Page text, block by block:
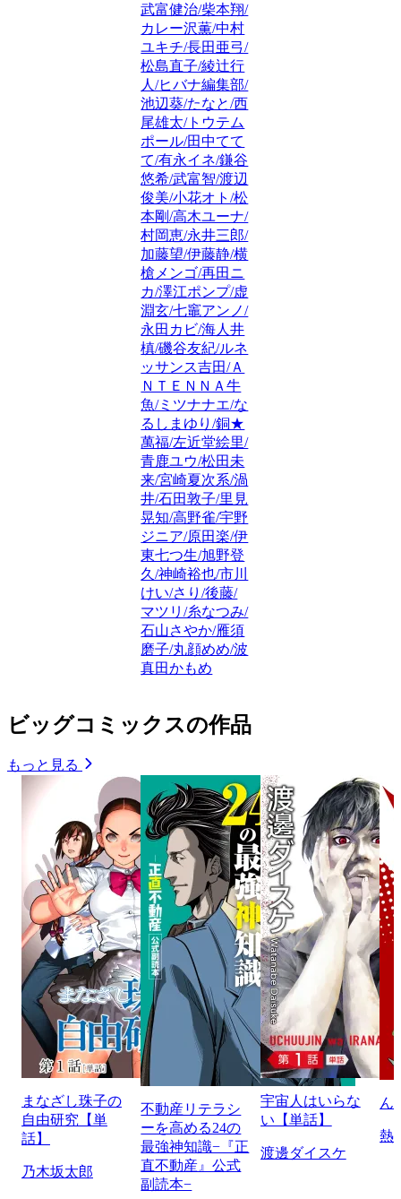
武富健治/柴本翔/
カレー沢薫/中村
ユキチ/長田亜弓/
松島直子/綾辻行
人/ヒバナ編集部/
池辺葵/たなと/西
尾雄太/トウテム
ポール/田中てて
て/有永イネ/鎌谷
悠希/武富智/渡辺
俊美/小花オト/松
本剛/高木ユーナ/
村岡恵/永井三郎/
加藤望/伊藤静/横
槍メンゴ/再田ニ
カ/澤江ポンプ/虚
淵玄/七竈アンノ/
永田カビ/海人井
槙/磯谷友紀/ルネ
ッサンス吉田/Ａ
ＮＴＥＮＮＡ牛
魚/ミツナナエ/な
るしまゆり/銅★
萬福/左近堂絵里/
青鹿ユウ/松田未
来/宮崎夏次系/渦
井/石田敦子/里見
晃知/高野雀/宇野
ジニア/原田楽/伊
東七つ生/旭野登
久/神崎裕也/市川
けい/さり/後藤/
マツリ/糸なつみ/
石山さやか/雁須
磨子/丸顔めめ/波
真田かもめ
ビッグコミックスの作品
もっと見る
まなざし珠子の
自由研究【単
話】
乃木坂太郎
不動産リテラシ
ーを高める24の
最強神知識−『正
直不動産』公式
副読本−
宇宙人はいらな
い【単話】
渡邊ダイスケ
ん
熱